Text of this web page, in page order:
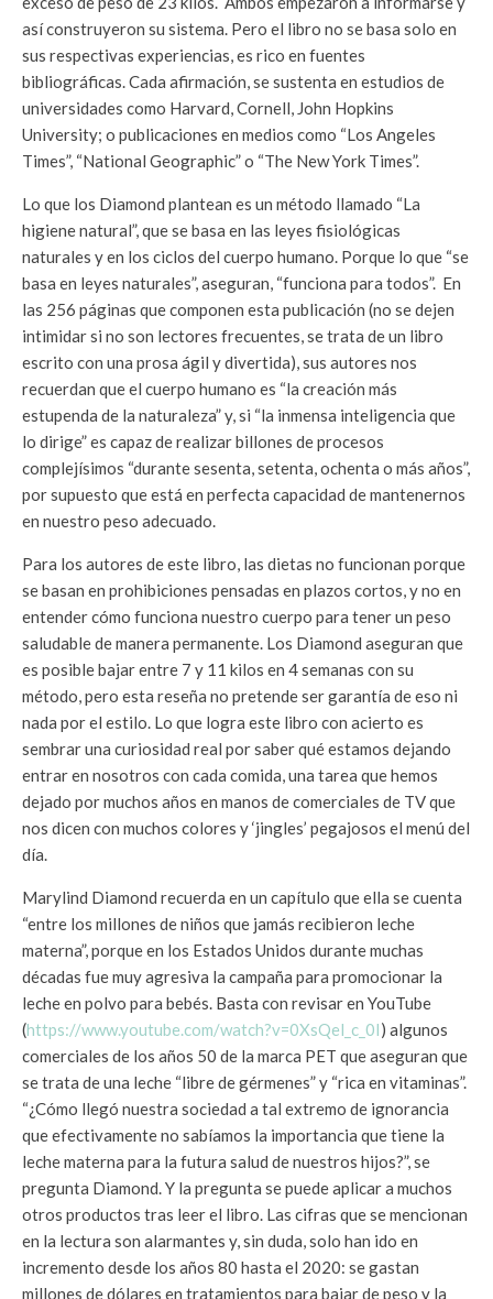
así construyeron su sistema. Pero el libro no se basa solo en
sus respectivas experiencias, es rico en fuentes
bibliográficas. Cada afirmación, se sustenta en estudios de
universidades como Harvard, Cornell, John Hopkins
University; o publicaciones en medios como “Los Angeles
Times”, “National Geographic” o “The New York Times”.
Lo que los Diamond plantean es un método llamado “La
higiene natural”, que se basa en las leyes fisiológicas
naturales y en los ciclos del cuerpo humano. Porque lo que “se
basa en leyes naturales”, aseguran, “funciona para todos”. En
las 256 páginas que componen esta publicación (no se dejen
intimidar si no son lectores frecuentes, se trata de un libro
escrito con una prosa ágil y divertida), sus autores nos
recuerdan que el cuerpo humano es “la creación más
estupenda de la naturaleza” y, si “la inmensa inteligencia que
lo dirige” es capaz de realizar billones de procesos
complejísimos “durante sesenta, setenta, ochenta o más años”,
por supuesto que está en perfecta capacidad de mantenernos
en nuestro peso adecuado.
Para los autores de este libro, las dietas no funcionan porque
se basan en prohibiciones pensadas en plazos cortos, y no en
entender cómo funciona nuestro cuerpo para tener un peso
saludable de manera permanente. Los Diamond aseguran que
es posible bajar entre 7 y 11 kilos en 4 semanas con su
método, pero esta reseña no pretende ser garantía de eso ni
nada por el estilo. Lo que logra este libro con acierto es
sembrar una curiosidad real por saber qué estamos dejando
entrar en nosotros con cada comida, una tarea que hemos
dejado por muchos años en manos de comerciales de TV que
nos dicen con muchos colores y ‘jingles’ pegajosos el menú del
día.
Marylind Diamond recuerda en un capítulo que ella se cuenta
“entre los millones de niños que jamás recibieron leche
materna”, porque en los Estados Unidos durante muchas
décadas fue muy agresiva la campaña para promocionar la
leche en polvo para bebés. Basta con revisar en YouTube
(https://www.youtube.com/watch?v=0XsQel_c_0I) algunos
comerciales de los años 50 de la marca PET que aseguran que
se trata de una leche “libre de gérmenes” y “rica en vitaminas”.
“¿Cómo llegó nuestra sociedad a tal extremo de ignorancia
que efectivamente no sabíamos la importancia que tiene la
leche materna para la futura salud de nuestros hijos?”, se
pregunta Diamond. Y la pregunta se puede aplicar a muchos
otros productos tras leer el libro. Las cifras que se mencionan
en la lectura son alarmantes y, sin duda, solo han ido en
incremento desde los años 80 hasta el 2020: se gastan
millones de dólares en tratamientos para bajar de peso y la